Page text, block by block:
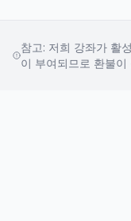
참고: 저희 강좌가 활
이 부여되므로 환불이